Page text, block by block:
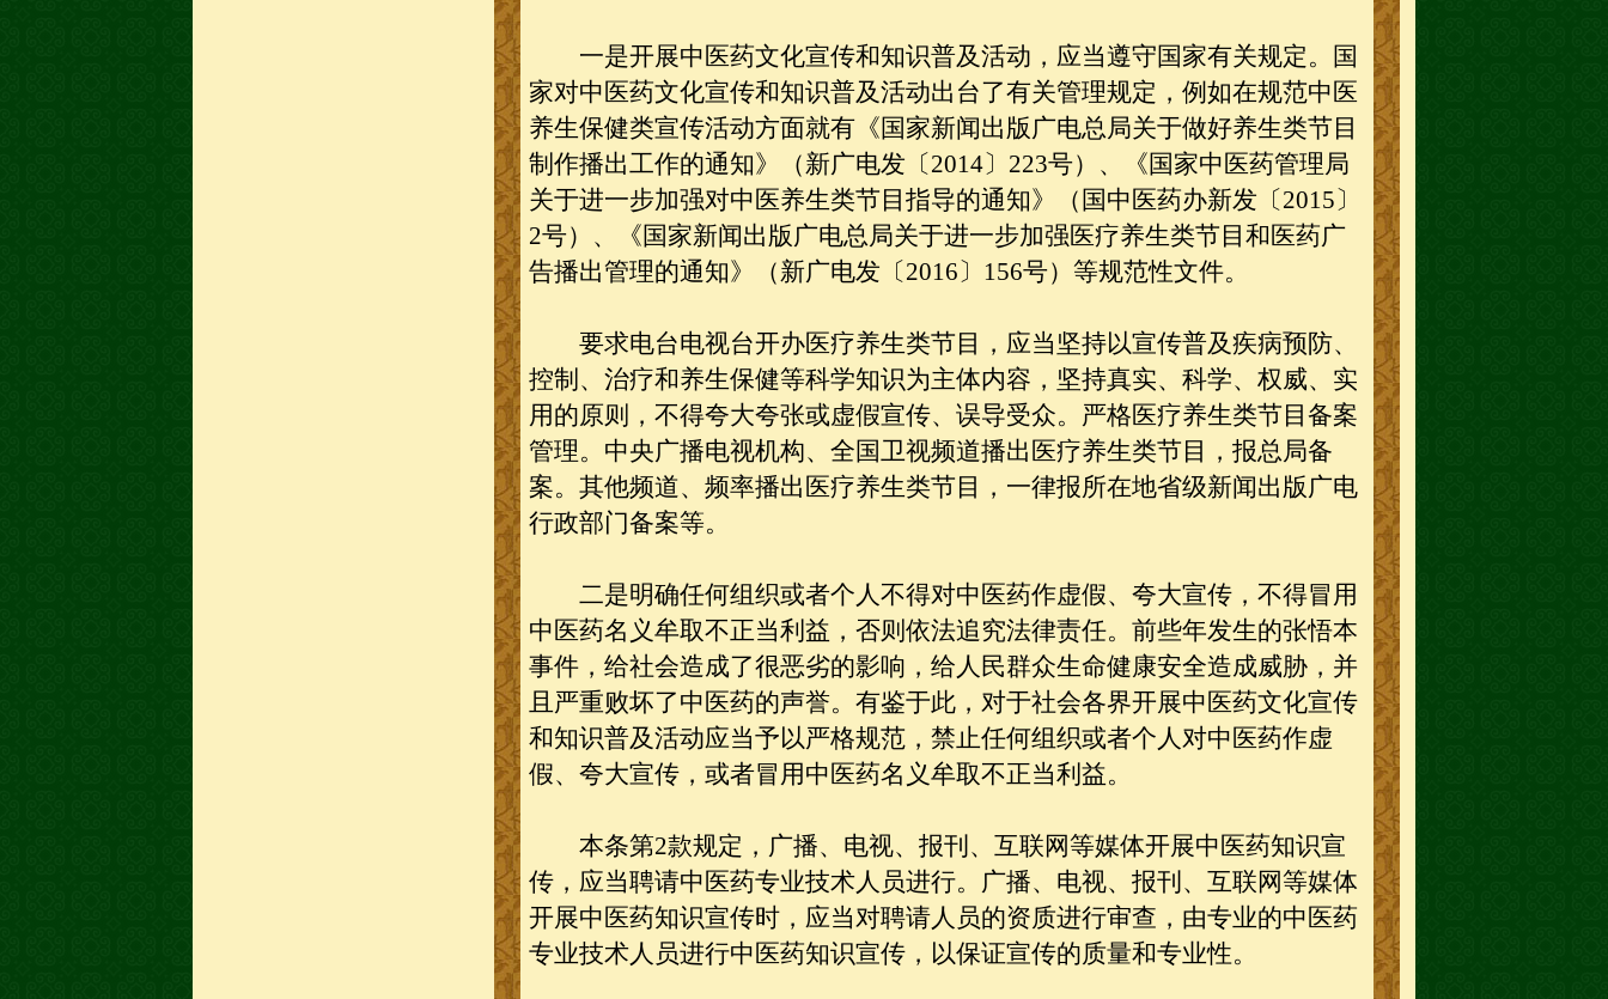
一是开展中医药文化宣传和知识普及活动，应当遵守国家有关规定。国
家对中医药文化宣传和知识普及活动出台了有关管理规定，例如在规范中医
养生保健类宣传活动方面就有《国家新闻出版广电总局关于做好养生类节目
制作播出工作的通知》（新广电发〔2014〕223号）、《国家中医药管理局
关于进一步加强对中医养生类节目指导的通知》（国中医药办新发〔2015〕
2号）、《国家新闻出版广电总局关于进一步加强医疗养生类节目和医药广
告播出管理的通知》（新广电发〔2016〕156号）等规范性文件。
要求电台电视台开办医疗养生类节目，应当坚持以宣传普及疾病预防、
控制、治疗和养生保健等科学知识为主体内容，坚持真实、科学、权威、实
用的原则，不得夸大夸张或虚假宣传、误导受众。严格医疗养生类节目备案
管理。中央广播电视机构、全国卫视频道播出医疗养生类节目，报总局备
案。其他频道、频率播出医疗养生类节目，一律报所在地省级新闻出版广电
行政部门备案等。
二是明确任何组织或者个人不得对中医药作虚假、夸大宣传，不得冒用
中医药名义牟取不正当利益，否则依法追究法律责任。前些年发生的张悟本
事件，给社会造成了很恶劣的影响，给人民群众生命健康安全造成威胁，并
且严重败坏了中医药的声誉。有鉴于此，对于社会各界开展中医药文化宣传
和知识普及活动应当予以严格规范，禁止任何组织或者个人对中医药作虚
假、夸大宣传，或者冒用中医药名义牟取不正当利益。
本条第2款规定，广播、电视、报刊、互联网等媒体开展中医药知识宣
传，应当聘请中医药专业技术人员进行。广播、电视、报刊、互联网等媒体
开展中医药知识宣传时，应当对聘请人员的资质进行审查，由专业的中医药
专业技术人员进行中医药知识宣传，以保证宣传的质量和专业性。